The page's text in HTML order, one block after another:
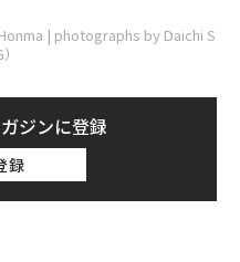
| photographs by Daichi S
ジンに登録
録